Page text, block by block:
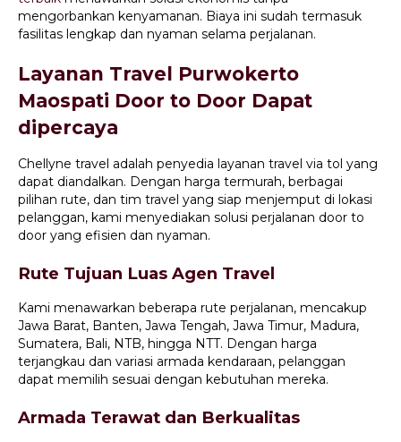
mengorbankan kenyamanan. Biaya ini sudah termasuk
fasilitas lengkap dan nyaman selama perjalanan.
Layanan Travel Purwokerto
Maospati Door to Door Dapat
dipercaya
Chellyne travel adalah penyedia layanan travel via tol yang
dapat diandalkan. Dengan harga termurah, berbagai
pilihan rute, dan tim travel yang siap menjemput di lokasi
pelanggan, kami menyediakan solusi perjalanan door to
door yang efisien dan nyaman.
Rute Tujuan Luas Agen Travel
Kami menawarkan beberapa rute perjalanan, mencakup
Jawa Barat, Banten, Jawa Tengah, Jawa Timur, Madura,
Sumatera, Bali, NTB, hingga NTT. Dengan harga
terjangkau dan variasi armada kendaraan, pelanggan
dapat memilih sesuai dengan kebutuhan mereka.
Armada Terawat dan Berkualitas